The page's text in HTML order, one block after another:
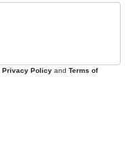
Privacy Policy and Terms of